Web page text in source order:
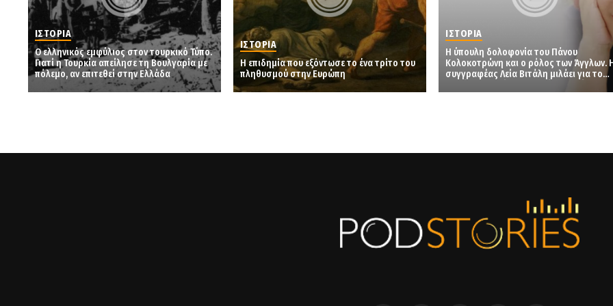
ΙΣΤΟΡΙΑ
Ο ελληνικός εμφύλιος στον τουρκικό Τύπο.
Γιατί η Τουρκία απείλησε τη Βουλγαρία με
πόλεμο, αν επιτεθεί στην Ελλάδα
ΙΣΤΟΡΙΑ
Η επιδημία που εξόντωσε το ένα τρίτο του
πληθυσμού στην Ευρώπη
ΙΣΤΟΡΙΑ
Η ύπουλη δολοφονία του Πάνου
Κολοκοτρώνη και ο ρόλος των Άγγλων.
συγγραφέας Λεία Βιτάλη μιλάει για το